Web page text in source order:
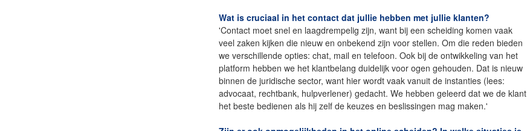
Wat is cruciaal in het contact dat jullie hebben met jullie klanten?
'Contact moet snel en laagdrempelig zijn, want bij een scheiding komen vaak
veel zaken kijken die nieuw en onbekend zijn voor stellen. Om die reden bieden
we verschillende opties: chat, mail en telefoon. Ook bij de ontwikkeling van het
platform hebben we het klantbelang duidelijk voor ogen gehouden. Dat is nieuw
binnen de juridische sector, want hier wordt vaak vanuit de instanties (lees:
advocaat, rechtbank, hulpverlener) gedacht. We hebben geleerd dat we de klant
het beste bedienen als hij zelf de keuzes en beslissingen mag maken.'